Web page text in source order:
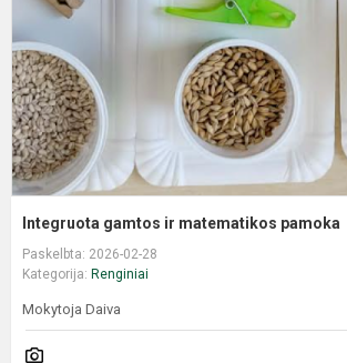
Integruota gamtos ir matematikos pamoka
Paskelbta: 2026-02-28
Kategorija: Renginiai
Mokytoja Daiva